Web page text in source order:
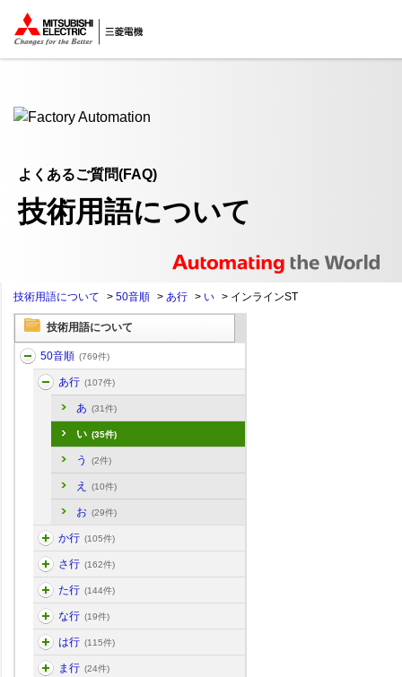
ここから本文
よくあるご質問(FAQ)
技術用語について
技術用語について > 50音順 > あ行 > い > インラインST
技術用語について
50音順 (769件)
あ行 (107件)
あ (31件)
い (35件)
う (2件)
え (10件)
お (29件)
か行 (105件)
さ行 (162件)
た行 (144件)
な行 (19件)
は行 (115件)
ま行 (24件)